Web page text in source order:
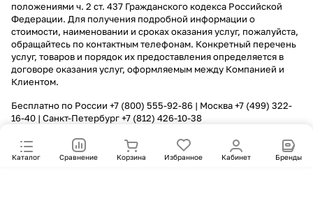
Каталог Сравнение Корзина Избранное Кабинет Бренды
положениями ч. 2 ст. 437 Гражданского кодекса Российской
Федерации. Для получения подробной информации о
стоимости, наименовании и сроках оказания услуг, пожалуйста,
обращайтесь по контактным телефонам. Конкретный перечень
услуг, товаров и порядок их предоставления определяется в
договоре оказания услуг, оформляемым между Компанией и
Клиентом.
Бесплатно по России +7 (800) 555-92-86 | Москва+7 (499) 322-
16-40 | Санкт-Петербург+7 (812) 426-10-38